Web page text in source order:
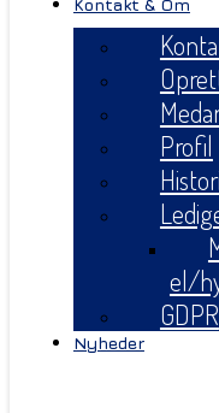
Kontakt & Om
Profil
el/
GDPR
Nyheder